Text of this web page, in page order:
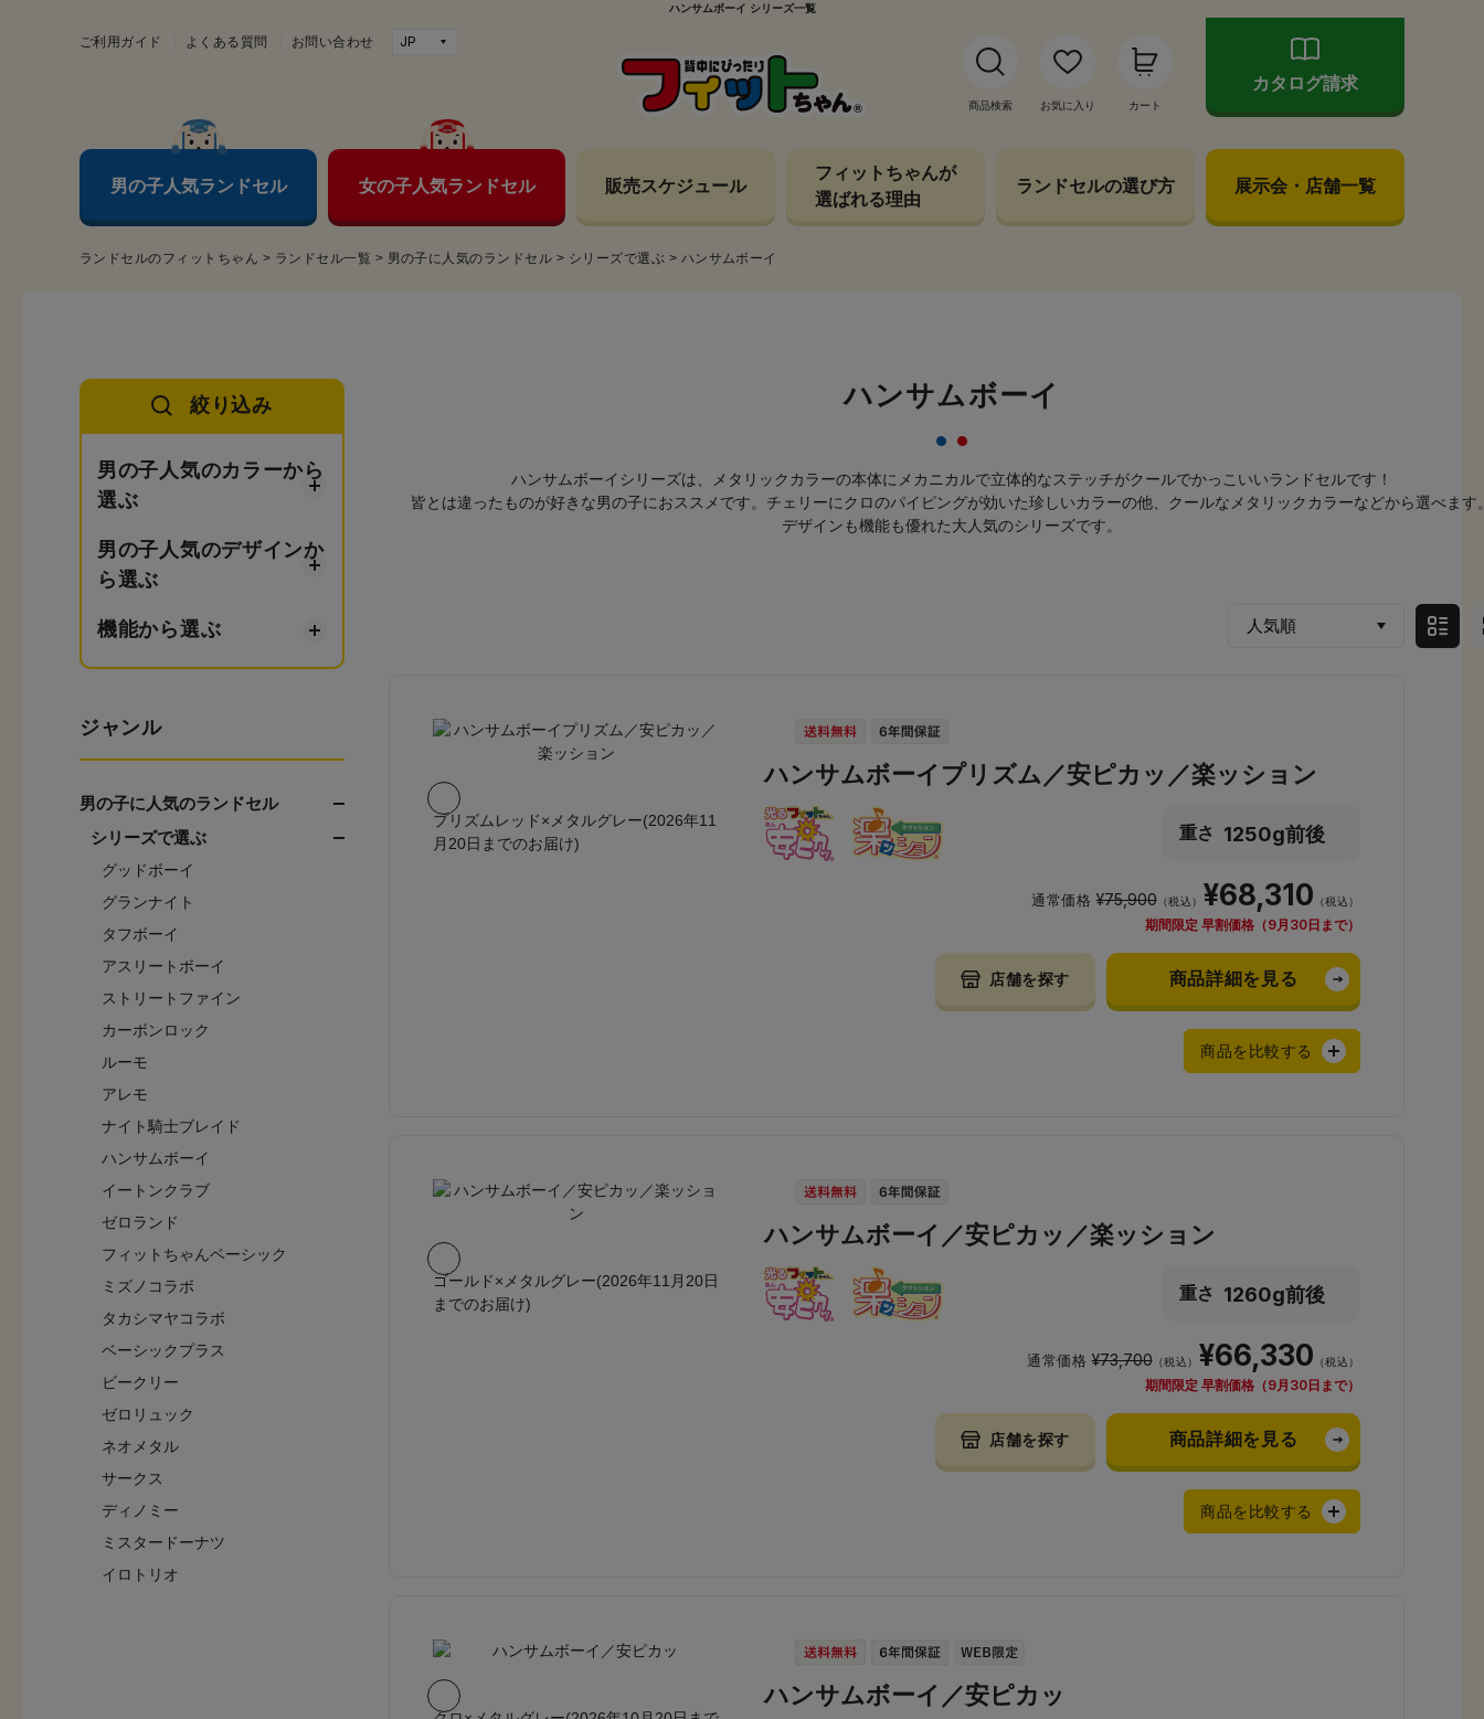
ハンサムボーイ シリーズ一覧
ご利用ガイド よくある質問 お問い合わせ
商品検索 お気に入り カート
カタログ請求
男の子人気ランドセル 女の子人気ランドセル 販売スケジュール
フィットちゃんが
選ばれる理由
ランドセルの選び方 展示会・店舗一覧
ランドセルのフィットちゃん > ランドセル一覧 > 男の子に人気のランドセル > シリーズで選ぶ > ハンサムボーイ
絞り込み
男の子人気のカラーから
選ぶ
男の子人気のデザインか
ら選ぶ
機能から選ぶ
ジャンル
男の子に人気のランドセル
シリーズで選ぶ
グッドボーイ
グランナイト
タフボーイ
アスリートボーイ
ストリートファイン
カーボンロック
ルーモ
アレモ
ナイト騎士ブレイド
ハンサムボーイ
イートンクラブ
ゼロランド
フィットちゃんベーシック
ミズノコラボ
タカシマヤコラボ
ベーシックプラス
ビークリー
ゼロリュック
ネオメタル
サークス
ディノミー
ミスタードーナツ
イロトリオ
ハンサムボーイ
ハンサムボーイシリーズは、メタリックカラーの本体にメカニカルで立体的なステッチがクールでかっこいいランドセルです！
皆とは違ったものが好きな男の子におススメです。チェリーにクロのパイピングが効いた珍しいカラーの他、クールなメタリックカラーなどから選べます
デザインも機能も優れた大人気のシリーズです。
プリズムレッド×メタルグレー(2026年11
月20日までのお届け)
ハンサムボーイプリズム／安ピカッ／楽ッション
重さ 1250g前後
通常価格¥75,900（税込） ¥68,310 （税込）
期間限定 早割価格（9月30日まで）
店舗を探す 商品詳細を見る
商品を比較する
ゴールド×メタルグレー(2026年11月20日
までのお届け)
ハンサムボーイ／安ピカッ／楽ッション
重さ 1260g前後
通常価格¥73,700（税込） ¥66,330 （税込）
期間限定 早割価格（9月30日まで）
店舗を探す 商品詳細を見る
商品を比較する
ハンサムボーイ／安ピカッ